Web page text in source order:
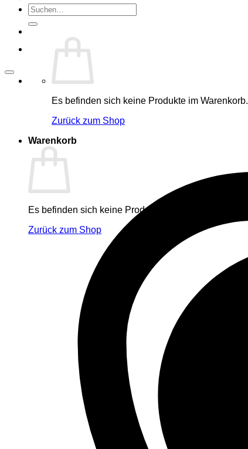
Suche
nach:
Es befinden sich keine Produkte im Warenkorb.
Zurück zum Shop
Warenkorb
Es befinden sich keine Produkte im Warenkorb.
Zurück zum Shop